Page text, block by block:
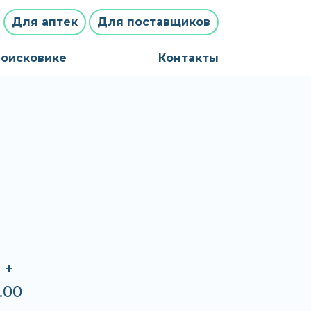
Для аптек Для поставщиков
Контакты